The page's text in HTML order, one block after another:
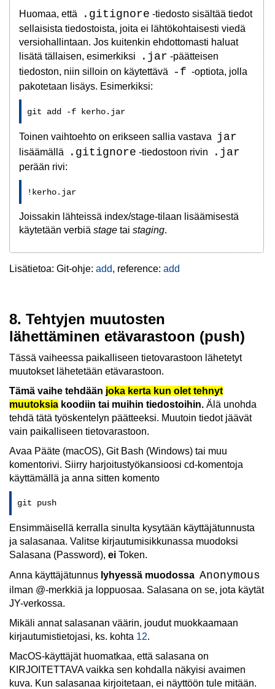
Huomaa, että
.gitignore -tiedosto sisältää tiedot
sellaisista tiedostoista, joita ei lähtökohtaisesti viedä
versiohallintaan. Jos kuitenkin ehdottomasti haluat
lisätä tällaisen, esimerkiksi
.jar -päätteisen
tiedoston, niin silloin on käytettävä
-f -optiota, jolla
pakotetaan lisäys. Esimerkiksi:
git add -f kerho.jar
Toinen vaihtoehto on erikseen sallia vastava jar
lisäämällä .gitignore -tiedostoon rivin .jar
perään rivi:
!kerho.jar
Joissakin lähteissä index/stage-tilaan lisäämisestä
käytetään verbiä stagetai staging.
Lisätietoa: Git-ohje: add, reference: add
8. Tehtyjen muutosten
lähettäminen etävarastoon (push)
Tässä vaiheessa paikalliseen tietovarastoon lähetetyt
muutokset lähetetään etävarastoon.
Tämä vaihe tehdään joka kerta kun olet tehnyt
muutoksiakoodiin tai muihin tiedostoihin.Älä unohda
tehdä tätä työskentelyn päätteeksi. Muutoin tiedot jäävät
vain paikalliseen tietovarastoon.
Avaa Pääte (macOS), Git Bash (Windows) tai muu
komentorivi. Siirry harjoitustyökansioosi cd-komentoja
käyttämällä ja anna sitten komento
git push
Ensimmäisellä kerralla sinulta kysytään käyttäjätunnusta
ja salasanaa. Valitse kirjautumisikkunassa muodoksi
Salasana (Password), eiToken.
Anna käyttäjätunnus lyhyessä muodossa Anonymous
ilman @-merkkiä ja loppuosaa. Salasana on se, jota käytät
JY-verkossa.
Mikäli annat salasanan väärin, joudut muokkaamaan
kirjautumistietojasi, ks. kohta 12.
MacOS-käyttäjät huomatkaa, että salasana on
KIRJOITETTAVA vaikka sen kohdalla näkyisi avaimen
kuva. Kun salasanaa kirjoitetaan, ei näyttöön tule mitään.